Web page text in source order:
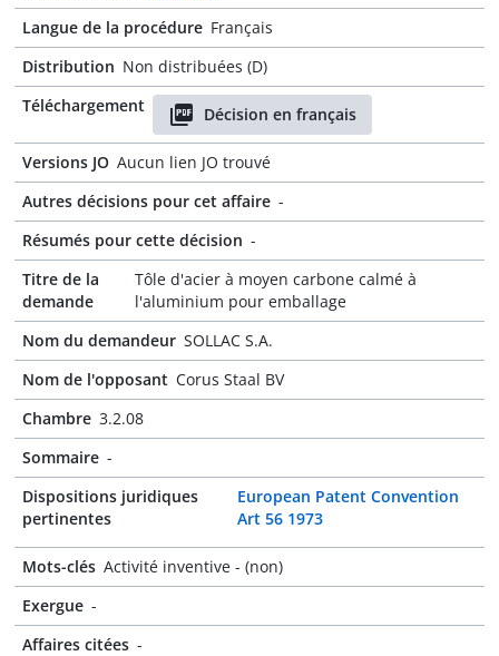
Langue de la procédure Français
Distribution Non distribuées (D)
Téléchargement
Décision en français
Versions JO Aucun lien JO trouvé
Autres décisions pour cet affaire -
Résumés pour cette décision -
Titre de la
demande
Tôle d'acier à moyen carbone calmé à
l'aluminium pour emballage
Nom du demandeur SOLLAC S.A.
Nom de l'opposant Corus Staal BV
Chambre 3.2.08
Sommaire -
Dispositions juridiques
pertinentes
European Patent Convention
Art 56 1973
Mots-clés Activité inventive - (non)
Exergue -
Affaires citées -